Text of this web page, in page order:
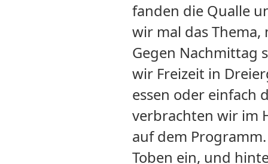
fanden die Qualle
wir mal das
Gegen Nachmittag
wir Freizeit in
essen oder einfach
verbrachten wir im
auf dem
Toben ein, und